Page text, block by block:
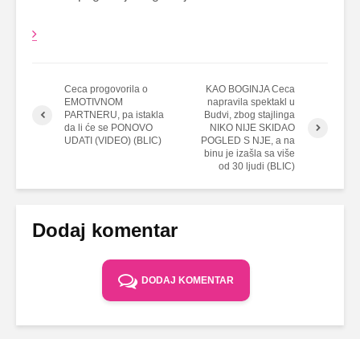
Ceca progovorila o
EMOTIVNOM
PARTNERU, pa istakla
da li će se PONOVO
UDATI (VIDEO) (BLIC)
KAO BOGINJA Ceca
napravila spektakl u
Budvi, zbog stajlinga
NIKO NIJE SKIDAO
POGLED S NJE, a na
binu je izašla sa više
od 30 ljudi (BLIC)
Dodaj komentar
DODAJ KOMENTAR